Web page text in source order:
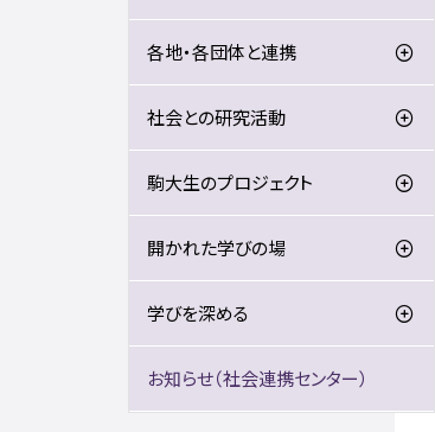
各地・各団体と連携
社会との研究活動
駒大生のプロジェクト
開かれた学びの場
学びを深める
お知らせ（社会連携センター）